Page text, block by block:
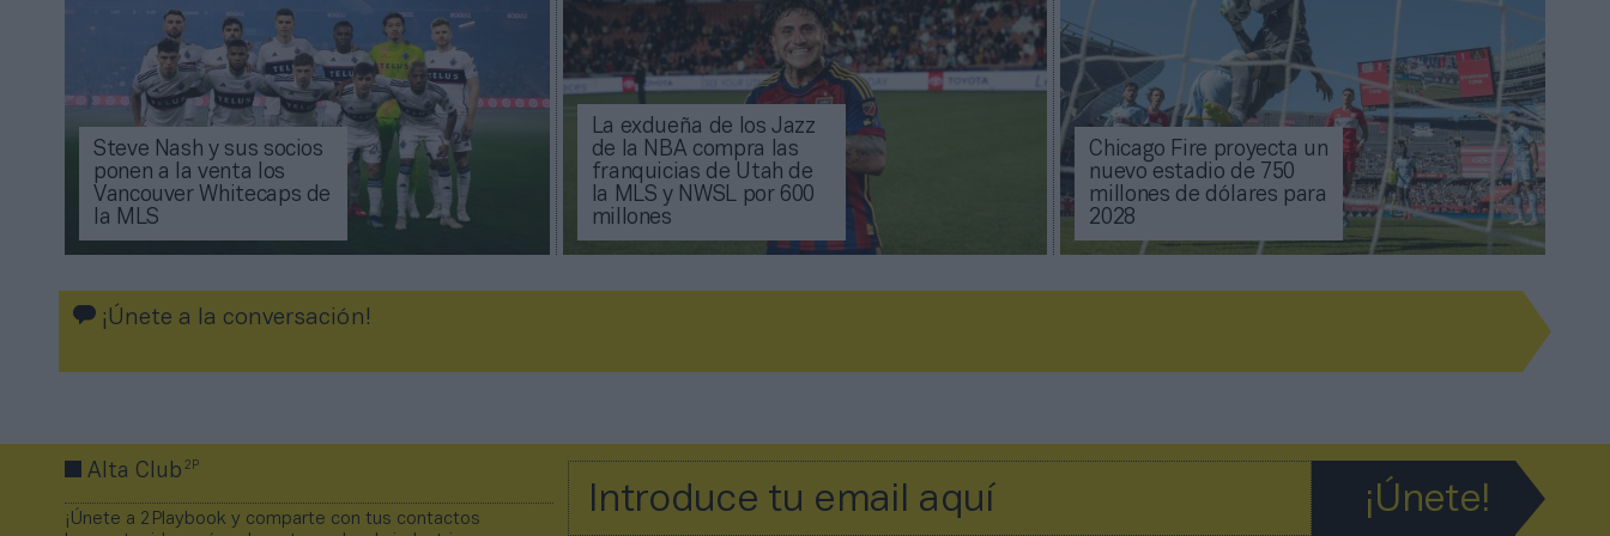
Steve Nash y sus socios
ponen a la venta los
Vancouver Whitecaps de
la MLS
La exdueña de los Jazz
de la NBA compra las
franquicias de Utah de
la MLS y NWSL por 600
millones
Chicago Fire proyecta un
nuevo estadio de 750
millones de dólares para
2028
¡Únete a la conversación!
Alta Club2P
¡Únete a 2Playbook y comparte con tus contactos